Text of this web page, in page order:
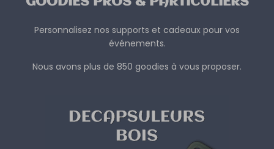
Personnalisez nos supports et cadeaux pour vos
événements.
Nous avons plus de 850 goodies à vous proposer.